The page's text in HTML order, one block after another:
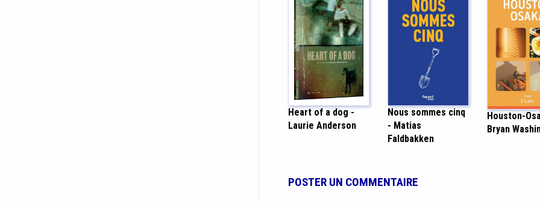
Heart of a dog -
Laurie Anderson
Nous sommes cinq
- Matias
Faldbakken
Houston-
Bryan
POSTER UN COMMENTAIRE